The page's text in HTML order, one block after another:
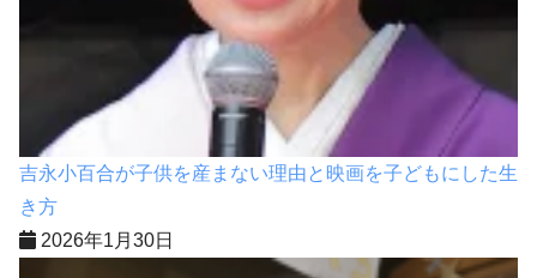
吉永小百合が子供を産まない理由と映画を子どもにした生
き方
2026年1月30日